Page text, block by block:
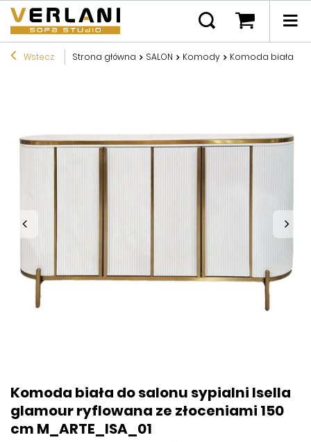
Wstecz Strona główna SALON Komody Komoda biała do
Komoda biała do salonu sypialni Isella
glamour ryflowana ze złoceniami 150
cm M_ARTE_ISA_01